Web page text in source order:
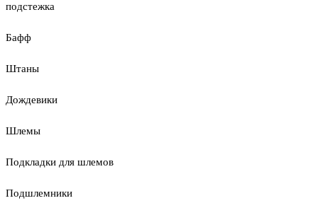
подстежка
Бафф
Штаны
Дождевики
Шлемы
Подкладки для шлемов
Подшлемники